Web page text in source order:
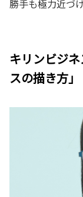
勝手も極力近づ
キリンビジ
スの描き方」